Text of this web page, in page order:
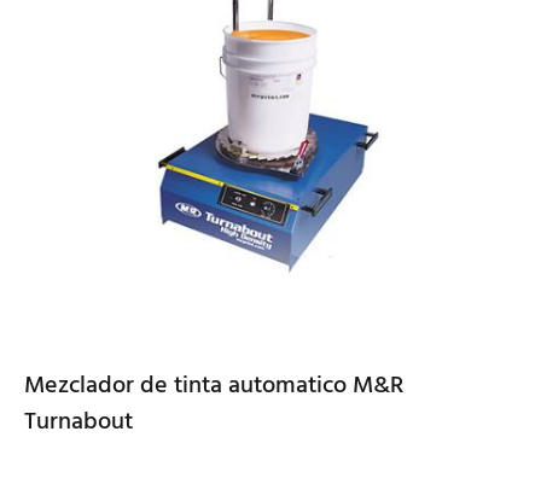
Mezclador de tinta automatico M&R
Turnabout